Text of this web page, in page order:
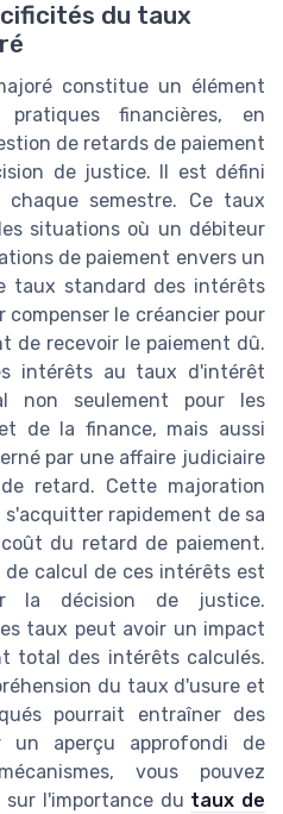
du taux
constitue un élément
financières, en
de retards de paiement
de justice. Il est défini
semestre. Ce taux
situations où un débiteur
de paiement envers un
taux standard des intérêts
le créancier pour
de recevoir le paiement dû.
intérêts au taux d'intérêt
non seulement pour les
de la finance, mais aussi
par une affaire judiciaire
retard. Cette majoration
rapidement de sa
du retard de paiement.
calcul de ces intérêts est
la décision de justice.
taux peut avoir un impact
total des intérêts calculés.
du taux d'usure et
pourrait entraîner des
un aperçu approfondi de
vous pouvez
l'importance du taux de